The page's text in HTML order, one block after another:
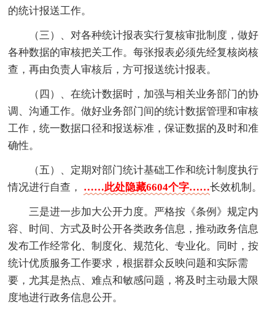
的统计报送工作。
（三）、对各种统计报表实行复核审批制度，做好
各种数据的审核把关工作。每张报表必须先经复核岗核
查，再由负责人审核后，方可报送统计报表。
（四）、在统计数据时，加强与相关业务部门的协
调、沟通工作。做好业务部门间的统计数据管理和审核
工作，统一数据口径和报送标准，保证数据的及时和准
确性。
（五）、定期对部门统计基础工作和统计制度执行
情况进行自查， ……此处隐藏6604个字……长效机制。
三是进一步加大公开力度。严格按《条例》规定内
容、时间、方式及时公开各类政务信息，推动政务信息
发布工作经常化、制度化、规范化、专业化。同时，按
统计优质服务工作要求，根据群众反映问题和实际需
要，尤其是热点、难点和敏感问题，将及时主动最大限
度地进行政务信息公开。